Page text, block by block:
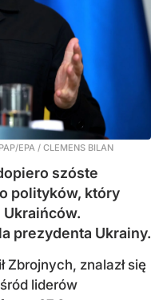
PAP/EPA / CLEMENS BILAN
szóste
polityków, który
prezydenta Ukrainy.
Zbrojnych, znalazł się
liderów